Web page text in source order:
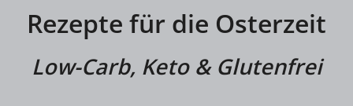
Rezepte für die Osterzeit
Low-Carb, Keto & Glutenfrei